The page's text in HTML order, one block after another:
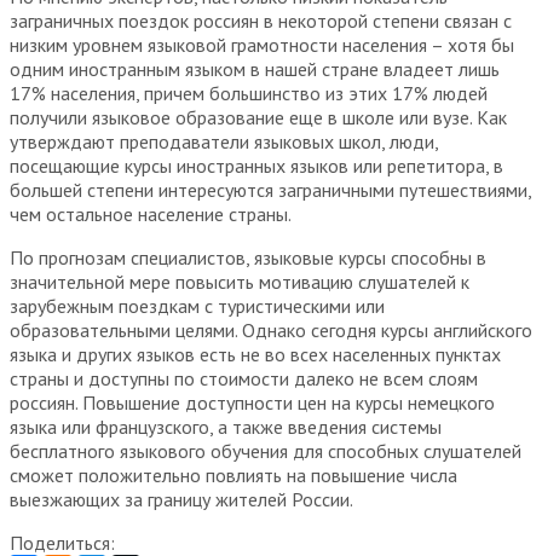
заграничных поездок россиян в некоторой степени связан с
низким уровнем языковой грамотности населения – хотя бы
одним иностранным языком в нашей стране владеет лишь
17% населения, причем большинство из этих 17% людей
получили языковое образование еще в школе или вузе. Как
утверждают преподаватели языковых школ, люди,
посещающие курсы иностранных языков или репетитора, в
большей степени интересуются заграничными путешествиями,
чем остальное население страны.
По прогнозам специалистов, языковые курсы способны в
значительной мере повысить мотивацию слушателей к
зарубежным поездкам с туристическими или
образовательными целями. Однако сегодня курсы английского
языка и других языков есть не во всех населенных пунктах
страны и доступны по стоимости далеко не всем слоям
россиян. Повышение доступности цен на курсы немецкого
языка или французского, а также введения системы
бесплатного языкового обучения для способных слушателей
сможет положительно повлиять на повышение числа
выезжающих за границу жителей России.
Поделиться: